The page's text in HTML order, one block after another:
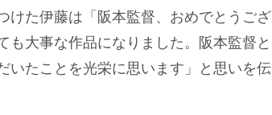
けた伊藤は「阪本監督、おめでとうござ
も大事な作品になりました。阪本監督と
いたことを光栄に思います」と思いを伝